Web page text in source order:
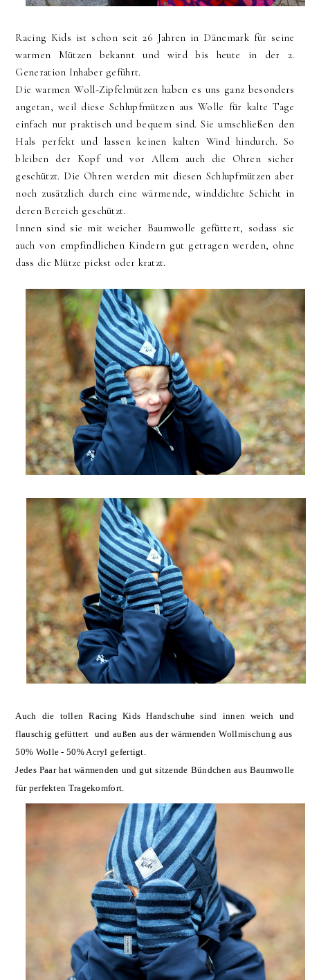
Racing Kids ist schon seit 26 Jahren in Dänemark für seine
warmen Mützen bekannt und wird bis heute in der 2.
Generation Inhaber geführt.
Die warmen Woll-Zipfelmützen haben es uns ganz besonders
angetan, weil diese Schlupfmützen aus Wolle für kalte Tage
einfach nur praktisch und bequem sind. Sie umschließen den
Hals perfekt und lassen keinen kalten Wind hindurch. So
bleiben der Kopf und vor Allem auch die Ohren sicher
geschützt. Die Ohren werden mit diesen Schlupfmützen aber
noch zusätzlich durch eine wärmende, winddichte Schicht in
deren Bereich geschützt.
Innen sind sie mit weicher Baumwolle gefüttert, sodass sie
auch von empfindlichen Kindern gut getragen werden, ohne
dass die Mütze piekst oder kratzt.
Auch die tollen Racing Kids Handschuhe sind innen weich und
flauschig gefüttert und außen aus der wärmenden Wollmischung aus
50% Wolle - 50% Acryl gefertigt.
Jedes Paar hat wärmenden und gut sitzende Bündchen aus Baumwolle
für perfekten Tragekomfort.